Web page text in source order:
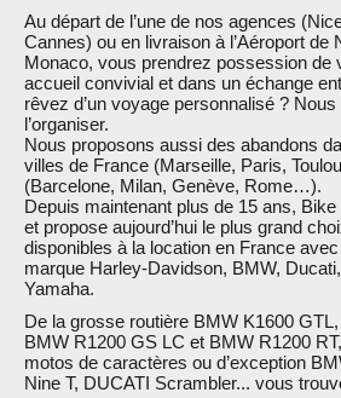
Au départ de l’une de nos agences
Cannes) ou en livraison à l’Aéroport de
Monaco, vous prendrez possession de
accueil convivial et dans un échange
rêvez d’un voyage personnalisé ?
l’organiser.
Nous proposons aussi des abandons
villes de France (Marseille, Paris,
(Barcelone, Milan, Genève, Rome…).
Depuis maintenant plus de 15 ans,
et propose aujourd’hui le plus grand
disponibles à la location en France
marque Harley-Davidson, BMW,
Yamaha.
De la grosse routière BMW K1600
BMW R1200 GS LC et BMW R1200
motos de caractères ou d’exception
Nine T, DUCATI Scrambler... vous